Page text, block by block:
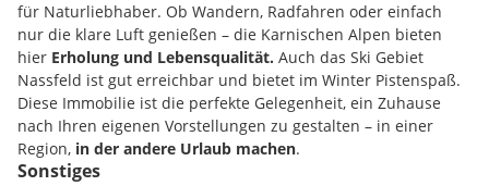
für Naturliebhaber. Ob Wandern, Radfahren oder einfach
nur die klare Luft genießen – die Karnischen Alpen bieten
hier Erholung und Lebensqualität. Auch das Ski Gebiet
Nassfeld ist gut erreichbar und bietet im Winter Pistenspaß.
Diese Immobilie ist die perfekte Gelegenheit, ein Zuhause
nach Ihren eigenen Vorstellungen zu gestalten – in einer
Region, in der andere Urlaub machen.
Sonstiges